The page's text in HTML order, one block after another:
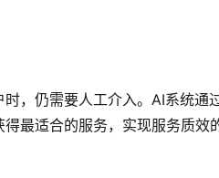
，仍需要人工介入。AI系统通
最适合的服务，实现服务质效